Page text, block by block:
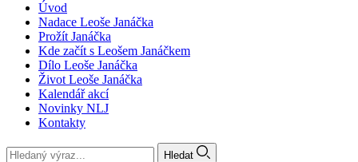
Úvod
Nadace Leoše Janáčka
Prožít Janáčka
Kde začít s Leošem Janáčkem
Dílo Leoše Janáčka
Život Leoše Janáčka
Kalendář akcí
Novinky NLJ
Kontakty
Hledat